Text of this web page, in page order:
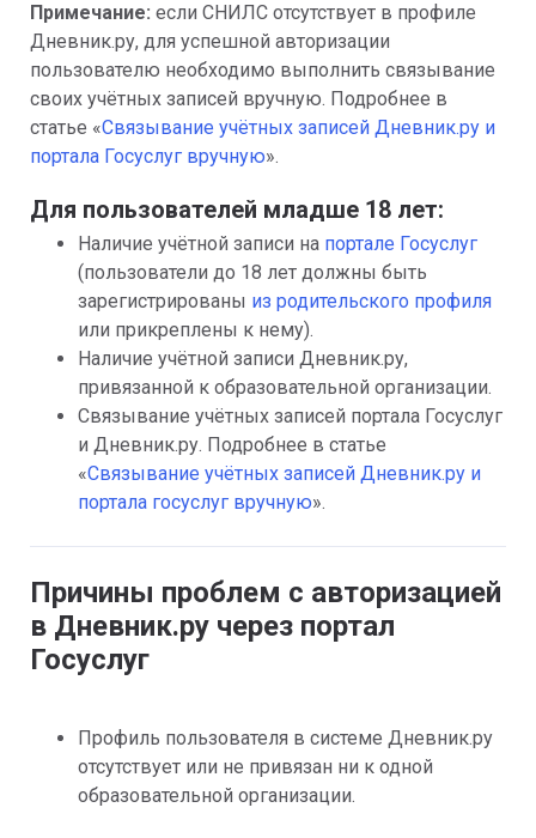
Примечание: если СНИЛС отсутствует в профиле
Дневник.ру, для успешной авторизации
пользователю необходимо выполнить связывание
своих учётных записей вручную. Подробнее в
статье «Связывание учётных записей Дневник.ру и
портала Госуслуг вручную».
Для пользователей младше 18 лет:
Наличие учётной записи на портале
(пользователи до 18 лет должны быть
зарегистрированы из родительского профиля
или прикреплены к нему).
Наличие учётной записи Дневник.ру,
привязанной к образовательной организации.
Связывание учётных записей портала Госуслуг
и Дневник.ру. Подробнее в статье
«Связывание учётных записей Дневник.ру и
портала госуслуг вручную».
Причины проблем с авторизацией
в Дневник.ру через портал
Госуслуг
Профиль пользователя в системе Дневник.ру
отсутствует или не привязан ни к одной
образовательной организации.